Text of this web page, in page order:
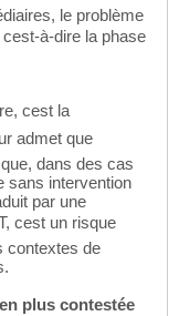
le problème
à-dire la phase
cest la
admet que
dans des cas
sans intervention
par une
cest un risque
contextes de
plus contestée